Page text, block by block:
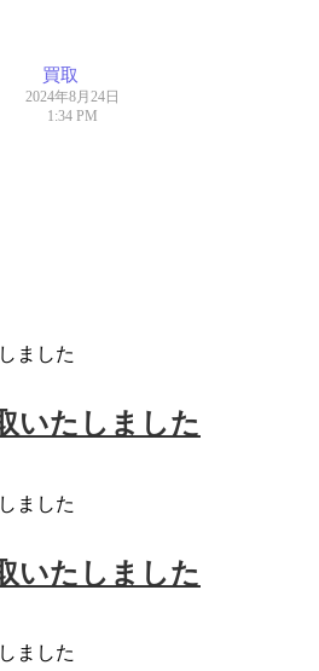
買取
2024年8月24日
1:34 PM
いたしました
いたしました